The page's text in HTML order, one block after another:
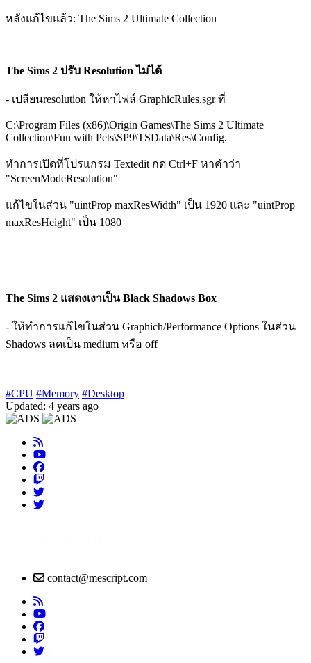
หลังแก้ไขแล้ว: The Sims 2 Ultimate Collection
The Sims 2 ปรับ Resolution ไม่ได้
- เปลียนresolution ให้หาไฟล์ GraphicRules.sgr ที่
C:\Program Files (x86)\Origin Games\The Sims 2 Ultimate
Collection\Fun with Pets\SP9\TSData\Res\Config.
ทำการเปิดที่โปรแกรม Textedit กด Ctrl+F หาคำว่า
"ScreenModeResolution"
แก้ไขในส่วน "uintProp maxResWidth" เป็น 1920 และ "uintProp
maxResHeight" เป็น 1080
The Sims 2 แสดงเงาเป็น Black Shadows Box
- ให้ทำการแก้ไขในส่วน Graphich/Performance Options ในส่วน
Shadows ลดเป็น medium หรือ off
#CPU #Memory #Desktop
Updated: 4 years ago
contact@mescript.com